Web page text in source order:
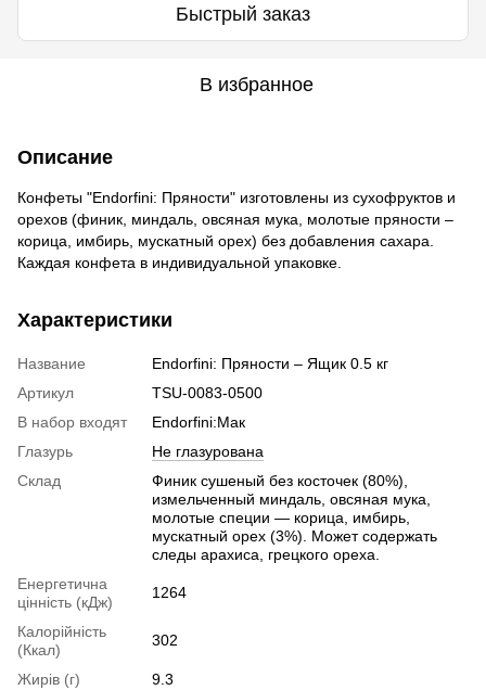
Быстрый заказ
В избранное
Описание
Конфеты "Endorfini: Пряности" изготовлены из сухофруктов и
орехов (финик, миндаль, овсяная мука, молотые пряности –
корица, имбирь, мускатный орех) без добавления сахара.
Каждая конфета в индивидуальной упаковке.
Характеристики
Название
Endorfini: Пряности – Ящик 0.5 кг
Артикул
TSU-0083-0500
В набор входят
Endorfini:Мак
Глазурь
Не глазурована
Склад
Финик сушеный без косточек (80%),
измельченный миндаль, овсяная мука,
молотые специи — корица, имбирь,
мускатный орех (3%). Может содержать
следы арахиса, грецкого ореха.
Енергетична
цінність (кДж)
1264
Калорійність
(Ккал)
302
Жирів (г)
9.3